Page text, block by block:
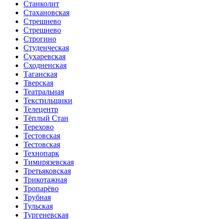
Станколит
Стахановская
Стрешнево
Стрешнево
Строгино
Студенческая
Сухаревская
Сходненская
Таганская
Тверская
Театральная
Текстильщики
Телецентр
Тёплый Стан
Терехово
Тестовская
Тестовская
Технопарк
Тимирязевская
Третьяковская
Трикотажная
Тропарёво
Трубная
Тульская
Тургеневская